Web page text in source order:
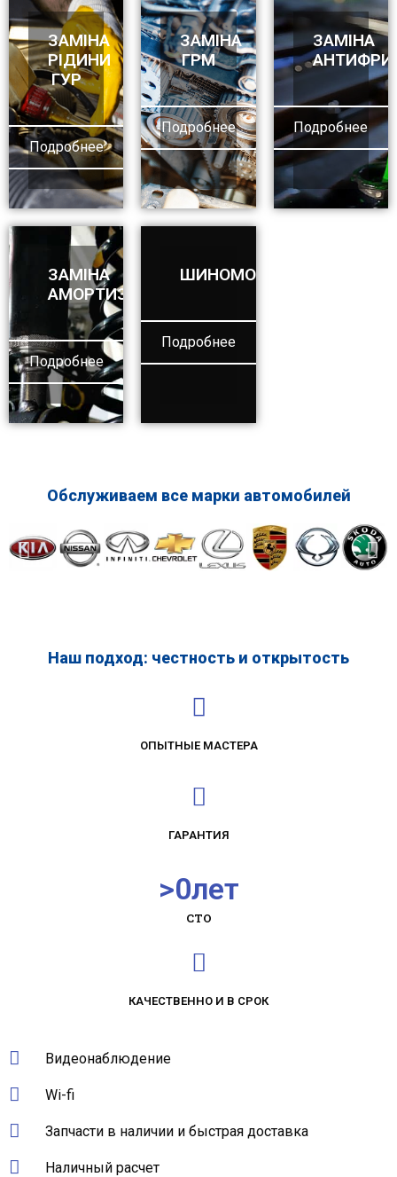
ЗАМІНА
РІДИНИ
ГУР
Подробнее
ЗАМІНА
ГРМ
Подробнее
ЗАМІНА
Подробнее
ЗАМІНА
АМОРТИЗАТОРІВ
Подробнее
ШИНОМОНТАЖ
Подробнее
Обслуживаем все марки автомобилей
Наш подход: честность и открытость
ОПЫТНЫЕ МАСТЕРА
ГАРАНТИЯ
СТО
>0лет
КАЧЕСТВЕННО И В СРОК
Видеонаблюдение
Wi-fi
Запчасти в наличии и быстрая доставка
Наличный расчет